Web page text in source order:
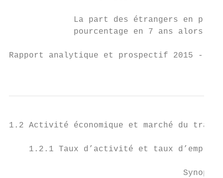
La part des étrangers en
pourcentage en 7 ans alors
Rapport analytique et prospectif 2015 -
1.2 Activité économique et marché du
    1.2.1 Taux d’activité et taux d’emploi